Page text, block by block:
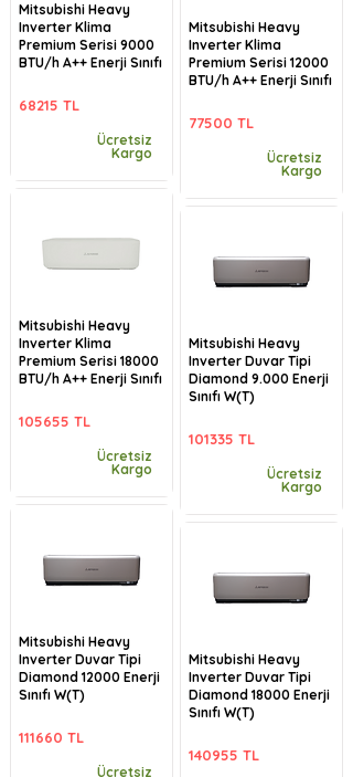
Mitsubishi Heavy
Inverter Klima
Premium Serisi 9000
BTU/h A++ Enerji Sınıfı
68215 TL
Ücretsiz
Kargo
Mitsubishi Heavy
Inverter Klima
Premium Serisi 18000
BTU/h A++ Enerji Sınıfı
105655 TL
Ücretsiz
Kargo
Mitsubishi Heavy
Inverter Duvar Tipi
Diamond 12000 Enerji
Sınıfı W(T)
111660 TL
Ücretsiz
Mitsubishi Heavy
Inverter Klima
Premium Serisi 12000
BTU/h A++ Enerji Sınıfı
77500 TL
Ücretsiz
Kargo
Mitsubishi Heavy
Inverter Duvar Tipi
Diamond 9.000 Enerji
Sınıfı W(T)
101335 TL
Ücretsiz
Kargo
Mitsubishi Heavy
Inverter Duvar Tipi
Diamond 18000 Enerji
Sınıfı W(T)
140955 TL